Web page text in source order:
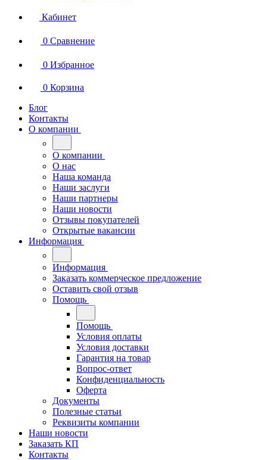
Кабинет
0 Сравнение
0 Избранное
0 Корзина
Блог
Контакты
О компании
О компании
О нас
Наша команда
Наши заслуги
Наши партнеры
Наши новости
Отзывы покупателей
Открытые вакансии
Информация
Информация
Заказать коммерческое предложение
Оставить свой отзыв
Помощь
Помощь
Условия оплаты
Условия доставки
Гарантия на товар
Вопрос-ответ
Конфиденциальность
Оферта
Документы
Полезные статьи
Реквизиты компании
Наши новости
Заказать КП
Контакты